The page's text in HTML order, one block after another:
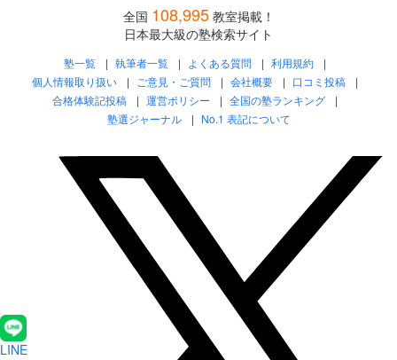
全国 108,995 教室掲載！
日本最大級の塾検索サイト
塾一覧 執筆者一覧 よくある質問
利用規約
個人情報取り扱い
ご意見・ご質問 会社概要
口コミ投稿
合格体験記投稿
運営ポリシー
全国の塾ランキング
塾選ジャーナル
No.1 表記について
LINE